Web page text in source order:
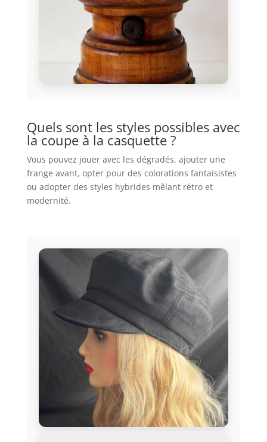
Quels sont les styles possibles avec
la coupe à la casquette ?
Vous pouvez jouer avec les dégradés, ajouter une
frange avant, opter pour des colorations fantaisistes
ou adopter des styles hybrides mêlant rétro et
modernité.